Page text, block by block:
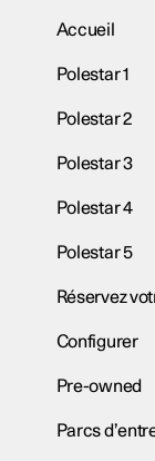
Accueil
Polestar 1
Polestar 2
Polestar 3
Polestar 4
Polestar 5
Réservez
Configurer
Pre-owned
Parcs